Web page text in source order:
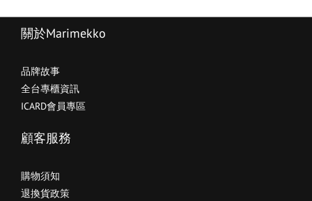
關於Marimekko
品牌故事
全台專櫃資訊
ICARD會員專區
顧客服務
購物須知
退換貨政策